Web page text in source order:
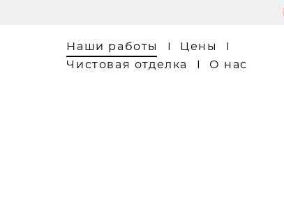
Наши работы Цены
Чистовая отделка
О нас